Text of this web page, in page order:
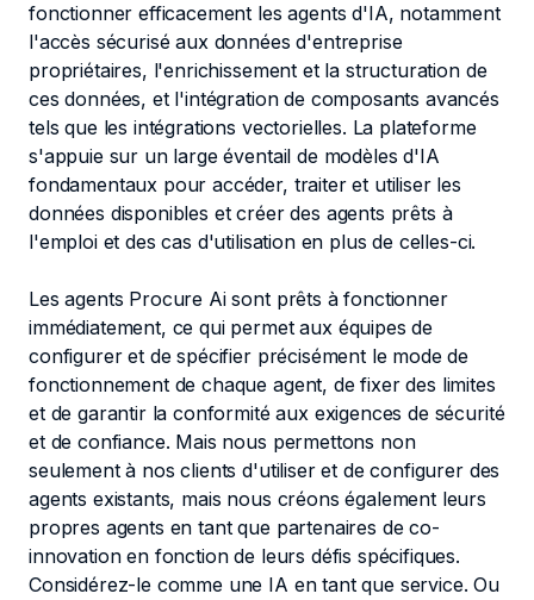
fonctionner efficacement les agents d'IA, notamment
l'accès sécurisé aux données d'entreprise
propriétaires, l'enrichissement et la structuration de
ces données, et l'intégration de composants avancés
tels que les intégrations vectorielles. La plateforme
s'appuie sur un large éventail de modèles d'IA
fondamentaux pour accéder, traiter et utiliser les
données disponibles et créer des agents prêts à
l'emploi et des cas d'utilisation en plus de celles-ci.
Les agents Procure Ai sont prêts à fonctionner
immédiatement, ce qui permet aux équipes de
configurer et de spécifier précisément le mode de
fonctionnement de chaque agent, de fixer des limites
et de garantir la conformité aux exigences de sécurité
et de confiance. Mais nous permettons non
seulement à nos clients d'utiliser et de configurer des
agents existants, mais nous créons également leurs
propres agents en tant que partenaires de co-
innovation en fonction de leurs défis spécifiques.
Considérez-le comme une IA en tant que service. Ou